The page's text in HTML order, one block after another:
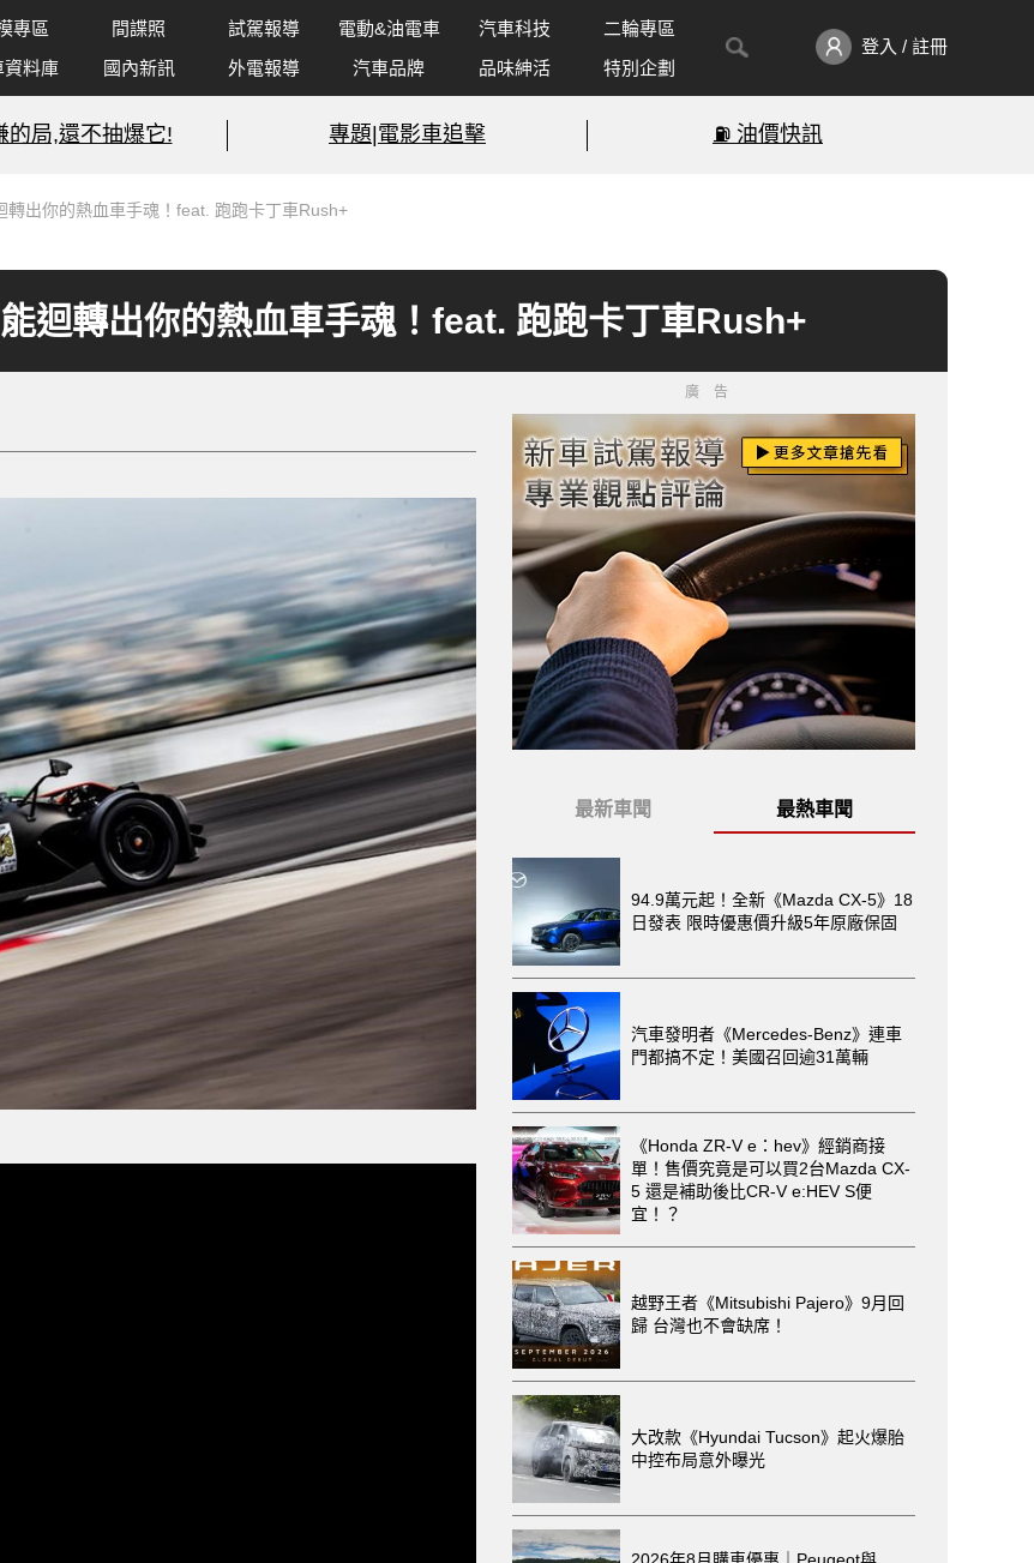
專區 間諜照 試駕報導 電動&油電車 汽車科技
二輪專區
資料庫 國內新訊 外電報導 汽車品牌 品味紳活 特別企劃
登入 / 註冊
的局,還不抽爆它! 專題|電影車追擊 ⛽️ 油價快訊
轉出你的熱血車手魂！feat. 跑跑卡丁車Rush+
迴轉出你的熱血車手魂！feat. 跑跑卡丁車Rush+
廣告
最新車聞 最熱車聞
94.9萬元起！全新《Mazda CX-5》18
日發表 限時優惠價升級5年原廠保固
汽車發明者《Mercedes-Benz》連車
門都搞不定！美國召回逾31萬輛
《Honda ZR-V e：hev》經銷商接
單！售價究竟是可以買2台Mazda CX-
5 還是補助後比CR-V e:HEV S便
宜！？
越野王者《Mitsubishi Pajero》9月回
歸 台灣也不會缺席！
大改款《Hyundai Tucson》起火爆胎
中控布局意外曝光